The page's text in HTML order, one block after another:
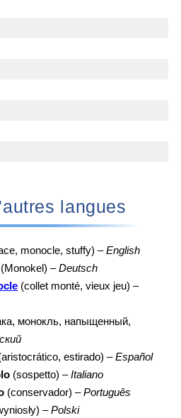
d'autres langues
monocle, stuffy) –English
(Monokel) –Deutsch
(collet monté, vieux jeu) –
монокль, напыщенный,
estirado) –Español
(sospetto) –Italiano
(conservador) –Português
–Polski